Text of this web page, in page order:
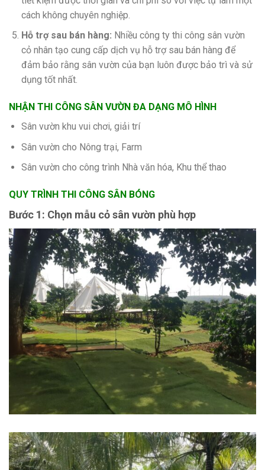
cách không chuyên nghiệp.
Hỗ trợ sau bán hàng: Nhiều công ty thi công sân vườn
cỏ nhân tạo cung cấp dịch vụ hỗ trợ sau bán hàng để
đảm bảo rằng sân vườn của bạn luôn được bảo trì và sử
dụng tốt nhất.
NHẬN THI CÔNG SÂN VƯỜN ĐA DẠNG MÔ HÌNH
Sân vườn khu vui chơi, giải trí
Sân vườn cho Nông trại, Farm
Sân vườn cho công trình Nhà văn hóa, Khu thể thao
QUY TRÌNH THI CÔNG SÂN BÓNG
Bước 1: Chọn mẫu cỏ sân vườn phù hợp